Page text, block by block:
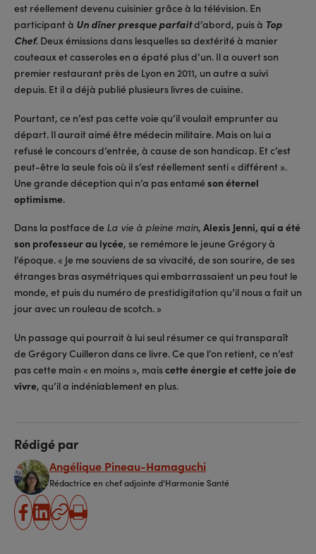
est réellement devenu cuisinier grâce à la télévision. En
participant à Un dîner presque parfaitd’abord, puis à Top
Chef. Deux émissions dans lesquelles sa dextérité à manier
couteaux et casseroles en a épaté plus d’un. Il a ouvert son
premier restaurant près de Lyon en 2011, un autre a suivi
depuis. Et il a déjà publié plusieurs livres de cuisine.
Pourtant, ce n’est pas cette voie qu’il voulait emprunter au
départ. Il aurait aimé être médecin militaire. Mais on lui a
refusé le concours d’entrée, à cause de son handicap. Et c’est
peut-être la seule fois où il s’est réellement senti « différent ».
Une grande déception qui n’a pas entaméson éternel
optimisme.
Dans la postface de La vie à pleine main, Alexis Jenni, qui a été
son professeur au lycée, se remémore le jeune Grégory à
l’époque. « Je me souviens de sa vivacité, de son sourire, de ses
étranges bras asymétriques qui embarrassaient un peu tout le
monde, et puis du numéro de prestidigitation qu’il nous a fait un
jour avec un rouleau de scotch. »
Un passage qui pourrait à lui seul résumer ce qui transparaît
de Grégory Cuilleron dans ce livre. Ce que l’on retient, ce n’est
pas cette main « en moins », maiscette énergie et cette joie de
vivre, qu’il a indéniablement en plus.
Rédigé par
Angélique Pineau-Hamaguchi
Rédactrice en chef adjointe d’Harmonie Santé
partager
partager
Copier
Imprimer